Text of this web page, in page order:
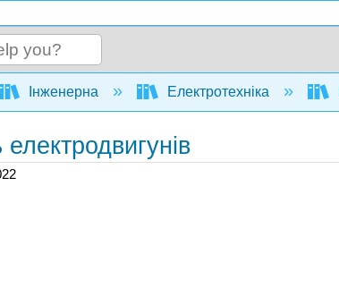
global hierarchy
Інженерна Електротехніка